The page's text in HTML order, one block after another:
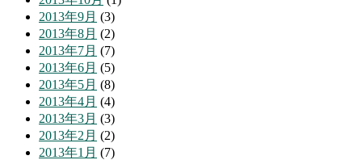
2013年9月 (3)
2013年8月 (2)
2013年7月 (7)
2013年6月 (5)
2013年5月 (8)
2013年4月 (4)
2013年3月 (3)
2013年2月 (2)
2013年1月 (7)